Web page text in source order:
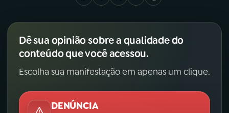
Dê sua opinião sobre a qualidade do
conteúdo que você acessou.
Escolha sua manifestação em apenas um clique.
DENÚNCIA